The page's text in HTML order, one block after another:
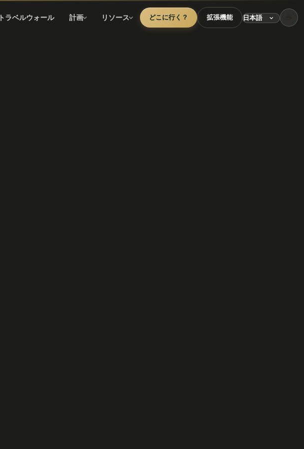
トラベルウォール 計画 リソース どこに行く？ 拡張機能